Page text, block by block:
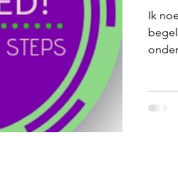
Zelfrealisatie Zelfzorg
Anders Netwerken
Ik